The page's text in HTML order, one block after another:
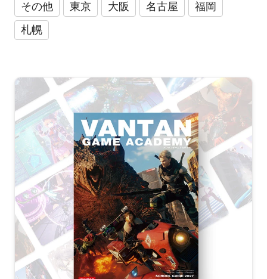
その他 東京 大阪 名古屋
福岡
札幌